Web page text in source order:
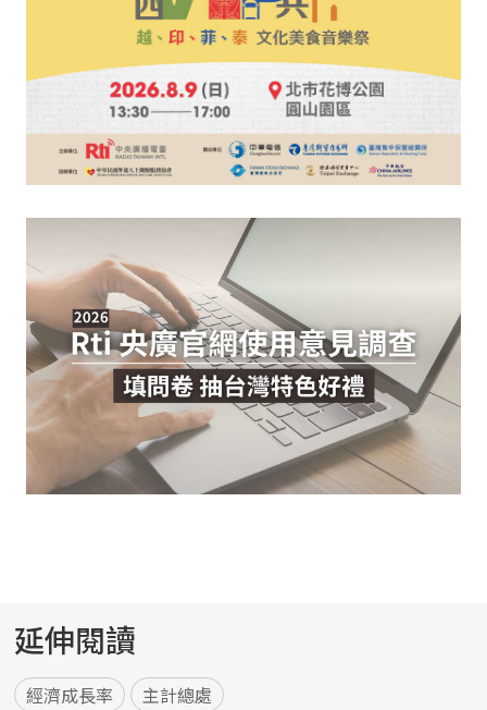
延伸閱讀
經濟成長率 主計總處